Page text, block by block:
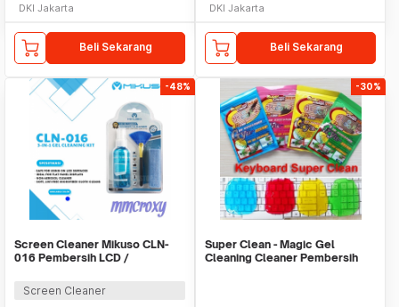
DKI Jakarta
Beli Sekarang
DKI Jakarta
Beli Sekarang
-48%
Screen Cleaner Mikuso CLN-
016 Pembersih LCD /
Screen Cleaner
-30%
Super Clean - Magic Gel
Cleaning Cleaner Pembersih